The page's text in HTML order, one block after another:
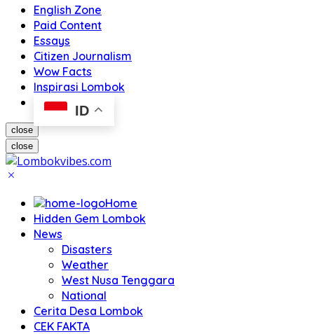
English Zone
Paid Content
Essays
Citizen Journalism
Wow Facts
Inspirasi Lombok
ID
close
close
Home
Hidden Gem Lombok
News
Disasters
Weather
West Nusa Tenggara
National
Cerita Desa Lombok
CEK FAKTA